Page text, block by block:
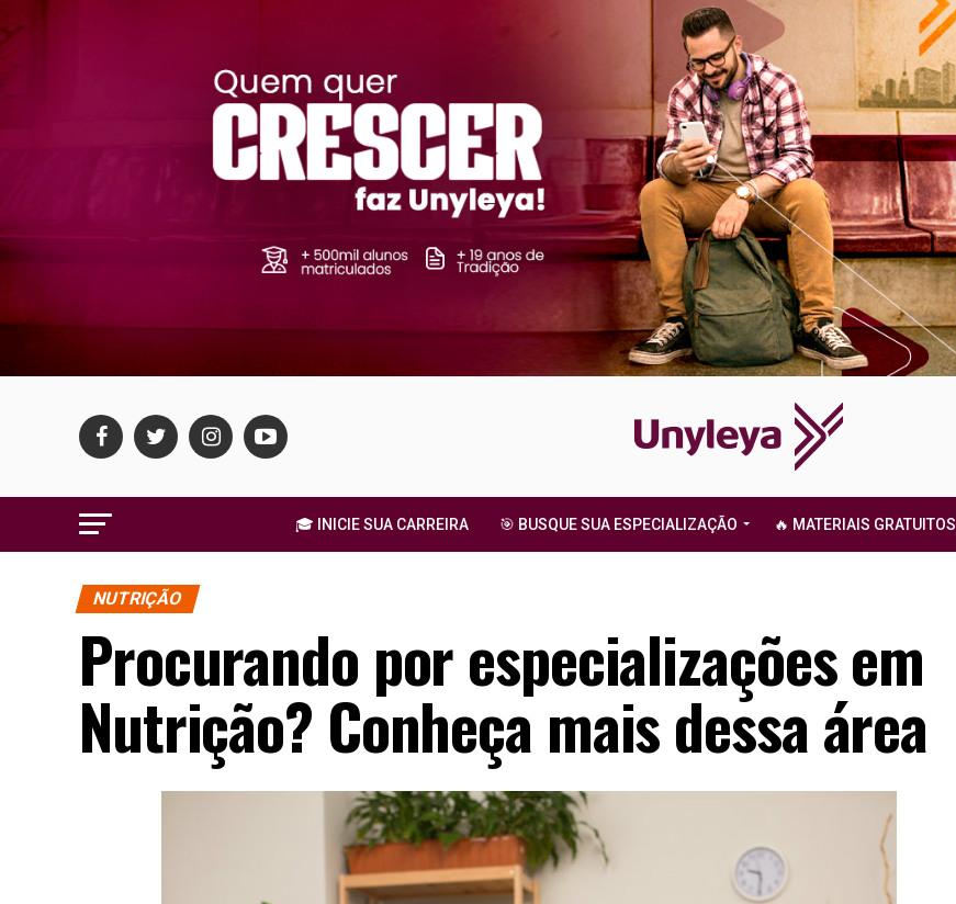
🎓 INICIE SUA CARREIRA 🎯 BUSQUE SUA ESPECIALIZAÇÃO 🔥 MATERIAIS GRATUITOS
NUTRIÇÃO
Procurando por especializações em
Nutrição? Conheça mais dessa área